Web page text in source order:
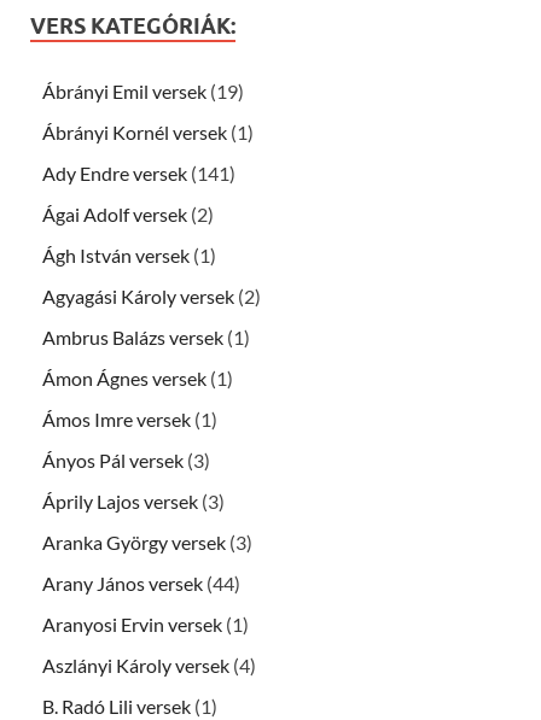
VERS KATEGÓRIÁK:
Ábrányi Emil versek (19)
Ábrányi Kornél versek (1)
Ady Endre versek (141)
Ágai Adolf versek (2)
Ágh István versek (1)
Agyagási Károly versek (2)
Ambrus Balázs versek (1)
Ámon Ágnes versek (1)
Ámos Imre versek (1)
Ányos Pál versek (3)
Áprily Lajos versek (3)
Aranka György versek (3)
Arany János versek (44)
Aranyosi Ervin versek (1)
Aszlányi Károly versek (4)
B. Radó Lili versek (1)